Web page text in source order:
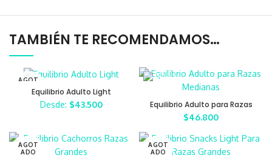
TAMBIÉN TE RECOMENDAMOS…
AGOT
Equilibrio Adulto Light
Desde: $43.500
Equilibrio Adulto para Razas
Medianas
$46.800
AGOT
ADO
AGOT
ADO